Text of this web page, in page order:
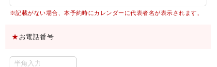
※記載がない場合、本予約時にカレンダーに代表者名が表示されます。
★お電話番号